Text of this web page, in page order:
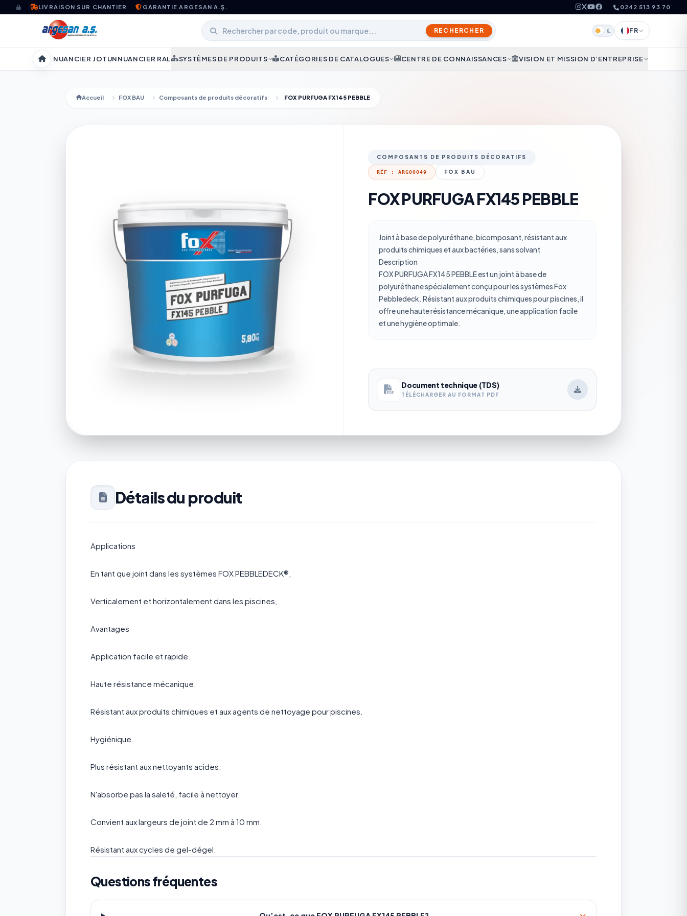
Aller au contenuLIVRAISON SUR CHANTIER GARANTIE ARGESAN A.Ş. 0242 513 93 70
RECHERCHER FR
AccueilNUANCIER JOTUNNUANCIER RAL SYSTÈMES DE PRODUITS CATÉGORIES DE CATALOGUES CENTRE DE CONNAISSANCES VISION ET MISSION D’ENTREPRISE
Accueil FOX BAU Composants de produits décoratifs FOX PURFUGA FX145 PEBBLE
COMPOSANTS DE PRODUITS DÉCORATIFS
RÉF : ARG00049 FOX BAU
FOX PURFUGA FX145 PEBBLE
Joint à base de polyuréthane, bicomposant, résistant aux
produits chimiques et aux bactéries, sans solvant
Description
FOX PURFUGA FX145 PEBBLE est un joint à base de
polyuréthane spécialement conçu pour les systèmes Fox
Pebbledeck. Résistant aux produits chimiques pour piscines, il
offre une haute résistance mécanique, une application facile
et une hygiène optimale.
Document technique (TDS)
TÉLÉCHARGER AU FORMAT PDF
Détails du produit
Applications
En tant que joint dans les systèmes FOX PEBBLEDECK®,
Verticalement et horizontalement dans les piscines,
Avantages
Application facile et rapide.
Haute résistance mécanique.
Résistant aux produits chimiques et aux agents de nettoyage pour piscines.
Hygiénique.
Plus résistant aux nettoyants acides.
N'absorbe pas la saleté, facile à nettoyer.
Convient aux largeurs de joint de 2 mm à 10 mm.
Résistant aux cycles de gel-dégel.
Questions fréquentes